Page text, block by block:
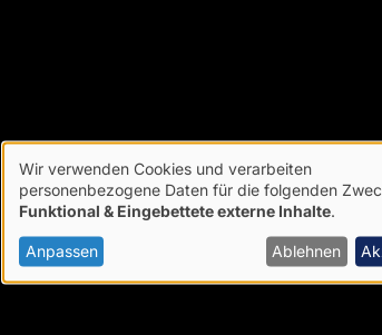
Verwendung
von
personenbezogenen
Daten
Wir verwenden Cookies und verarbeiten
personenbezogene Daten für die folgenden
Funktional & Eingebettete externe Inhalte
Anpassen Ablehnen